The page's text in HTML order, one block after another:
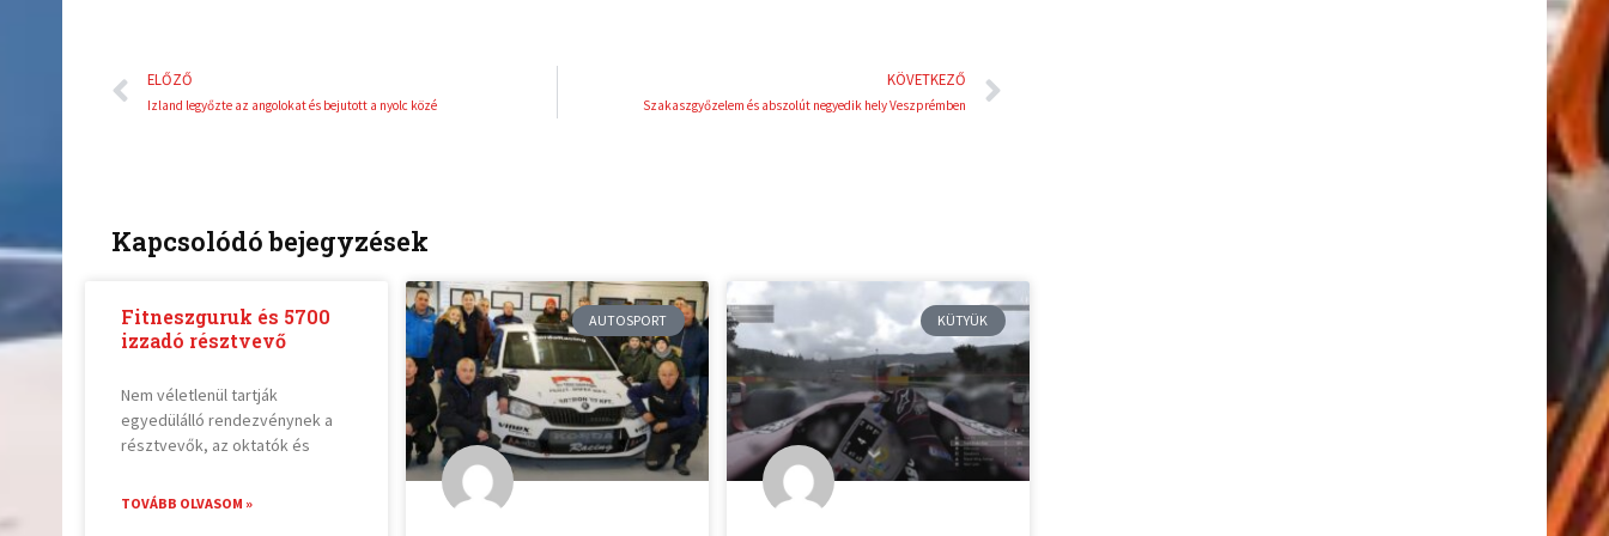
Előző
ELŐZŐ
Izland legyőzte az angolokat és bejutott a nyolc közé
KÖVETKEZŐ
Szakaszgyőzelem és abszolút negyedik hely Veszprémben
Kapcsolódó bejegyzések
Fitneszguruk és 5700
izzadó résztvevő
Nem véletlenül tartják
egyedülálló rendezvénynek a
résztvevők, az oktatók és
TOVÁBB OLVASOM »
AUTOSPORT KÜTYÜK